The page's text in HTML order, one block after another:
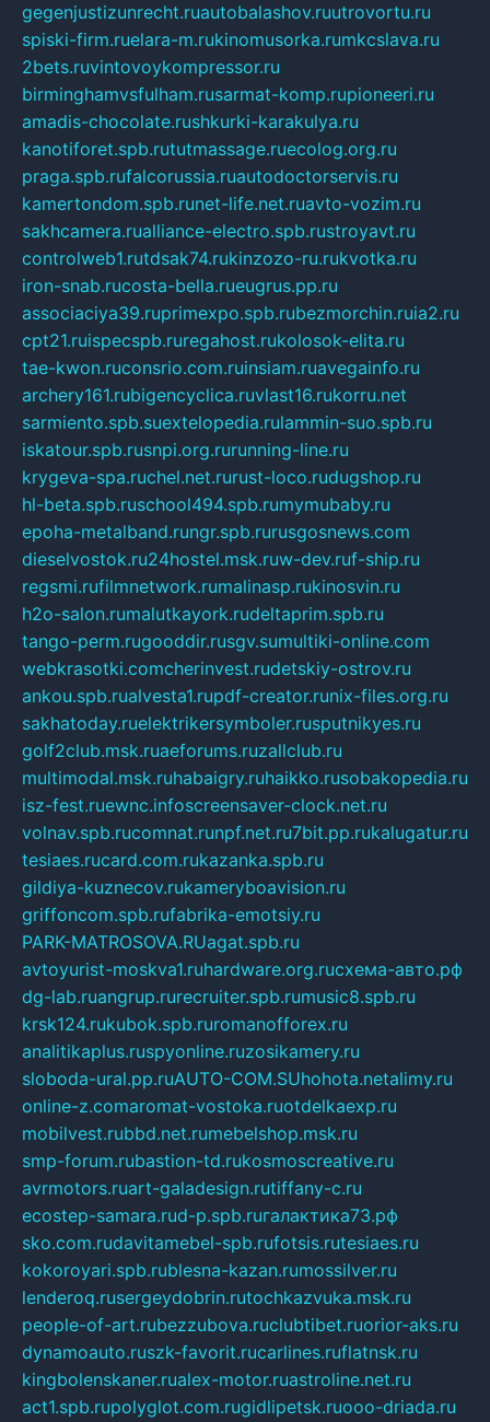
gegenjustizunrecht.ruautobalashov.ruutrovortu.ru
spiski-firm.ruelara-m.rukinomusorka.rumkcslava.ru
2bets.ruvintovoykompressor.ru
birminghamvsfulham.rusarmat-komp.rupioneeri.ru
amadis-chocolate.rushkurki-karakulya.ru
kanotiforet.spb.rututmassage.ruecolog.org.ru
praga.spb.rufalcorussia.ruautodoctorservis.ru
kamertondom.spb.runet-life.net.ruavto-vozim.ru
sakhcamera.rualliance-electro.spb.rustroyavt.ru
controlweb1.rutdsak74.rukinzozo-ru.rukvotka.ru
iron-snab.rucosta-bella.rueugrus.pp.ru
associaciya39.ruprimexpo.spb.rubezmorchin.ruia2.ru
cpt21.ruispecspb.ruregahost.rukolosok-elita.ru
tae-kwon.ruconsrio.com.ruinsiam.ruavegainfo.ru
archery161.rubigencyclica.ruvlast16.rukorru.net
sarmiento.spb.suextelopedia.rulammin-suo.spb.ru
iskatour.spb.rusnpi.org.rurunning-line.ru
krygeva-spa.ruchel.net.rurust-loco.rudugshop.ru
hl-beta.spb.ruschool494.spb.rumymubaby.ru
epoha-metalband.rungr.spb.rurusgosnews.com
dieselvostok.ru24hostel.msk.ruw-dev.ruf-ship.ru
regsmi.rufilmnetwork.rumalinasp.rukinosvin.ru
h2o-salon.rumalutkayork.rudeltaprim.spb.ru
tango-perm.rugooddir.rusgv.sumultiki-online.com
webkrasotki.comcherinvest.rudetskiy-ostrov.ru
ankou.spb.rualvesta1.rupdf-creator.runix-files.org.ru
sakhatoday.ruelektrikersymboler.rusputnikyes.ru
golf2club.msk.ruaeforums.ruzallclub.ru
multimodal.msk.ruhabaigry.ruhaikko.rusobakopedia.ru
isz-fest.ruewnc.infoscreensaver-clock.net.ru
volnav.spb.rucomnat.runpf.net.ru7bit.pp.rukalugatur.ru
tesiaes.rucard.com.rukazanka.spb.ru
gildiya-kuznecov.rukameryboavision.ru
griffoncom.spb.rufabrika-emotsiy.ru
PARK-MATROSOVA.RUagat.spb.ru
avtoyurist-moskva1.ruhardware.org.ruсхема-авто.рф
dg-lab.ruangrup.rurecruiter.spb.rumusic8.spb.ru
krsk124.rukubok.spb.ruromanofforex.ru
analitikaplus.ruspyonline.ruzosikamery.ru
sloboda-ural.pp.ruAUTO-COM.SUhohota.netalimy.ru
online-z.comaromat-vostoka.ruotdelkaexp.ru
mobilvest.rubbd.net.rumebelshop.msk.ru
smp-forum.rubastion-td.rukosmoscreative.ru
avrmotors.ruart-galadesign.rutiffany-c.ru
ecostep-samara.rud-p.spb.ruгалактика73.рф
sko.com.rudavitamebel-spb.rufotsis.rutesiaes.ru
kokoroyari.spb.rublesna-kazan.rumossilver.ru
lenderoq.rusergeydobrin.rutochkazvuka.msk.ru
people-of-art.rubezzubova.ruclubtibet.ruorior-aks.ru
dynamoauto.ruszk-favorit.rucarlines.ruflatnsk.ru
kingbolenskaner.rualex-motor.ruastroline.net.ru
act1.spb.rupolyglot.com.rugidlipetsk.ruooo-driada.ru